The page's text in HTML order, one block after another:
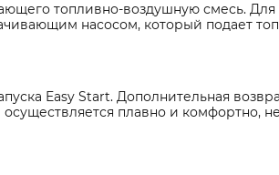
топливно-воздушную смесь. Для
насосом, который подает
Easy Start. Дополнительная
плавно и комфортно,